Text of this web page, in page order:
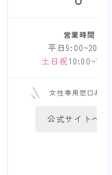
営業時間
平日9:00~20:00
土日祝
女性専用窓口あり
公式サイトへ